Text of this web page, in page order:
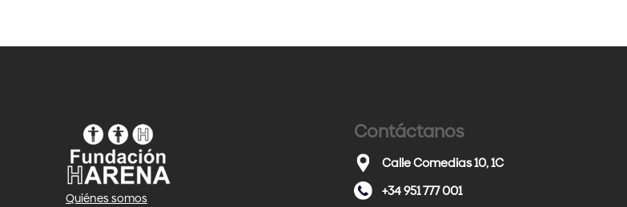
Quiénes somos
Contáctanos
Calle Comedias 10, 1C
+34 951 777 001